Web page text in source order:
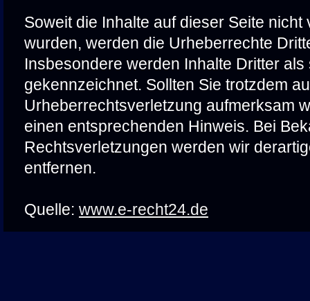
Soweit die Inhalte auf dieser Seite nicht
wurden, werden die Urheberrechte
Insbesondere werden Inhalte Dritter als
gekennzeichnet. Sollten Sie trotzdem
Urheberrechtsverletzung aufmerksam
einen entsprechenden Hinweis. Bei
Rechtsverletzungen werden wir
entfernen.
Quelle: www.e-recht24.de